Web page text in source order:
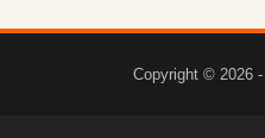
Copyright © 2026